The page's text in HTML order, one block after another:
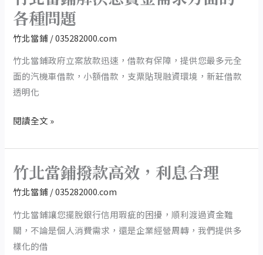
服
務，
讓
您
借
款
程
心
無
各種問題
竹北當鋪/035282000.com
竹北當鋪政府立案放款迅速，借款有保障，提供您最多元全
面的汽機車借款，小額借款，支票貼現融資環境，新莊借款
透明化
北
當
鋪
解
決
您
金
求
方
面
的
各
種
問
閱讀全文 »
竹北當鋪撥款高效，利息合理
竹北當鋪/035282000.com
竹北當鋪讓您擺脫銀行信用瑕疵的困擾，順利渡過資金難
關，不論是個人消費需求，還是企業經營周轉，我們提供多
樣化的借
竹
北
當
鋪
撥
款